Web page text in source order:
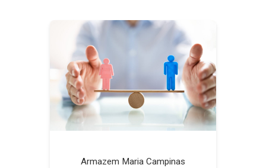
Armazem Maria Campinas